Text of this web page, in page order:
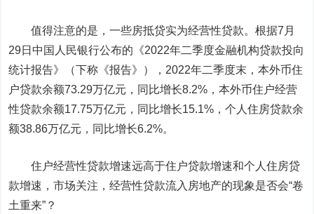
值得注意的是，一些房抵贷实为经营性贷款。根据7月
29日中国人民银行公布的《2022年二季度金融机构贷款投向
统计报告》（下称《报告》），2022年二季度末，本外币住
户贷款余额73.29万亿元，同比增长8.2%，本外币住户经营
性贷款余额17.75万亿元，同比增长15.1%，个人住房贷款余
额38.86万亿元，同比增长6.2%。
住户经营性贷款增速远高于住户贷款增速和个人住房贷
款增速，市场关注，经营性贷款流入房地产的现象是否会“卷
土重来”？